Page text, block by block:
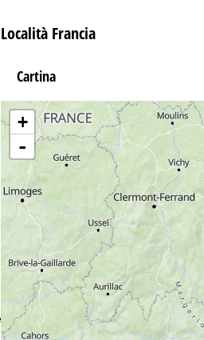
Orario d'apertura
Lun-Gio:
Ven:
Sab-Dom:
Contattaci
Località Francia
Cartina
+
-